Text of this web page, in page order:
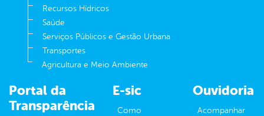
Recursos Hídricos
Saúde
Serviços Públicos e Gestão Urbana
Transportes
Agricultura e Meio Ambiente
Portal da
Transparência
E-sic
Como
Ouvidoria
Acompanhar